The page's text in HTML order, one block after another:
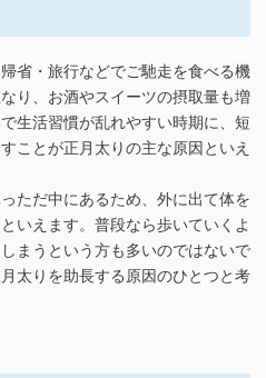
省・旅行などでご馳走を食べる機
り、お酒やスイーツの摂取量も増
生活習慣が乱れやすい時期に、短
ことが正月太りの主な原因といえ
ただ中にあるため、外に出て体を
いえます。普段なら歩いていくよ
まうという方も多いのではないで
太りを助長する原因のひとつと考